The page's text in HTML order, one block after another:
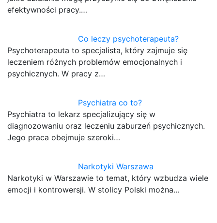
efektywności pracy.…
Co leczy psychoterapeuta?
Psychoterapeuta to specjalista, który zajmuje się
leczeniem różnych problemów emocjonalnych i
psychicznych. W pracy z…
Psychiatra co to?
Psychiatra to lekarz specjalizujący się w
diagnozowaniu oraz leczeniu zaburzeń psychicznych.
Jego praca obejmuje szeroki…
Narkotyki Warszawa
Narkotyki w Warszawie to temat, który wzbudza wiele
emocji i kontrowersji. W stolicy Polski można…